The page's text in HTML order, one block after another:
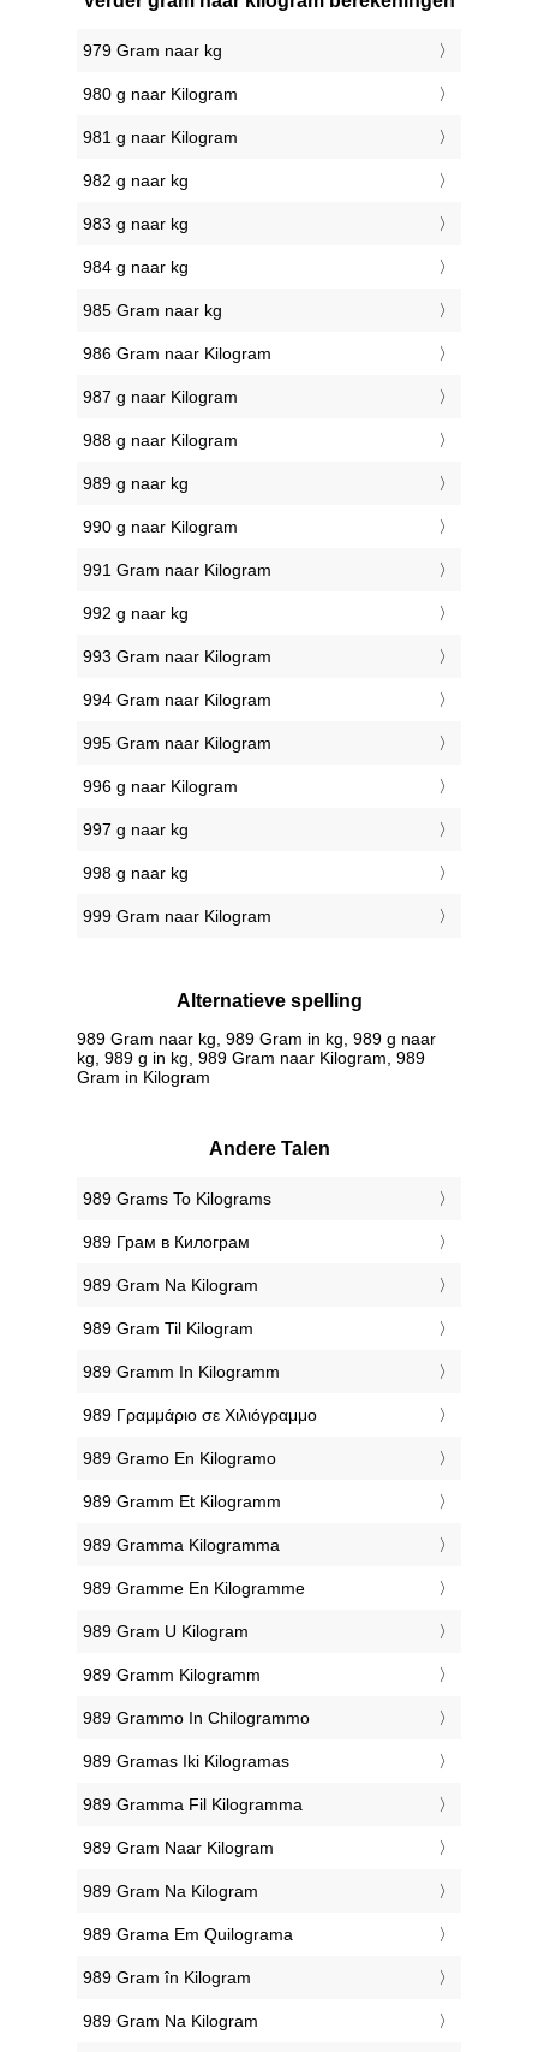
979 Gram naar kg
980 g naar Kilogram
981 g naar Kilogram
982 g naar kg
983 g naar kg
984 g naar kg
985 Gram naar kg
986 Gram naar Kilogram
987 g naar Kilogram
988 g naar Kilogram
989 g naar kg
990 g naar Kilogram
991 Gram naar Kilogram
992 g naar kg
993 Gram naar Kilogram
994 Gram naar Kilogram
995 Gram naar Kilogram
996 g naar Kilogram
997 g naar kg
998 g naar kg
999 Gram naar Kilogram
Alternatieve spelling
989 Gram naar kg, 989 Gram in kg, 989 g naar
kg, 989 g in kg, 989 Gram naar Kilogram, 989
Gram in Kilogram
Andere Talen
‎989 Grams To Kilograms
‎989 Грам в Килограм
‎989 Gram Na Kilogram
‎989 Gram Til Kilogram
‎989 Gramm In Kilogramm
‎989 Γραμμάριο σε Χιλιόγραμμο
‎989 Gramo En Kilogramo
‎989 Gramm Et Kilogramm
‎989 Gramma Kilogramma
‎989 Gramme En Kilogramme
‎989 Gram U Kilogram
‎989 Gramm Kilogramm
‎989 Grammo In Chilogrammo
‎989 Gramas Iki Kilogramas
‎989 Gramma Fil Kilogramma
‎989 Gram Naar Kilogram
‎989 Gram Na Kilogram
‎989 Grama Em Quilograma
‎989 Gram în Kilogram
‎989 Gram Na Kilogram